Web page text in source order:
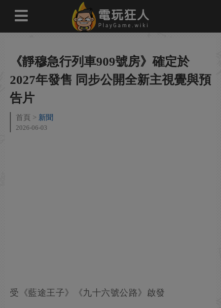
《靜穆急行列車909號房》確定於
2027年發售 同步公開全新主視覺與預
告片
首頁 新聞
2026-06-03
受《藍途王子》《九十六號公路》啟發